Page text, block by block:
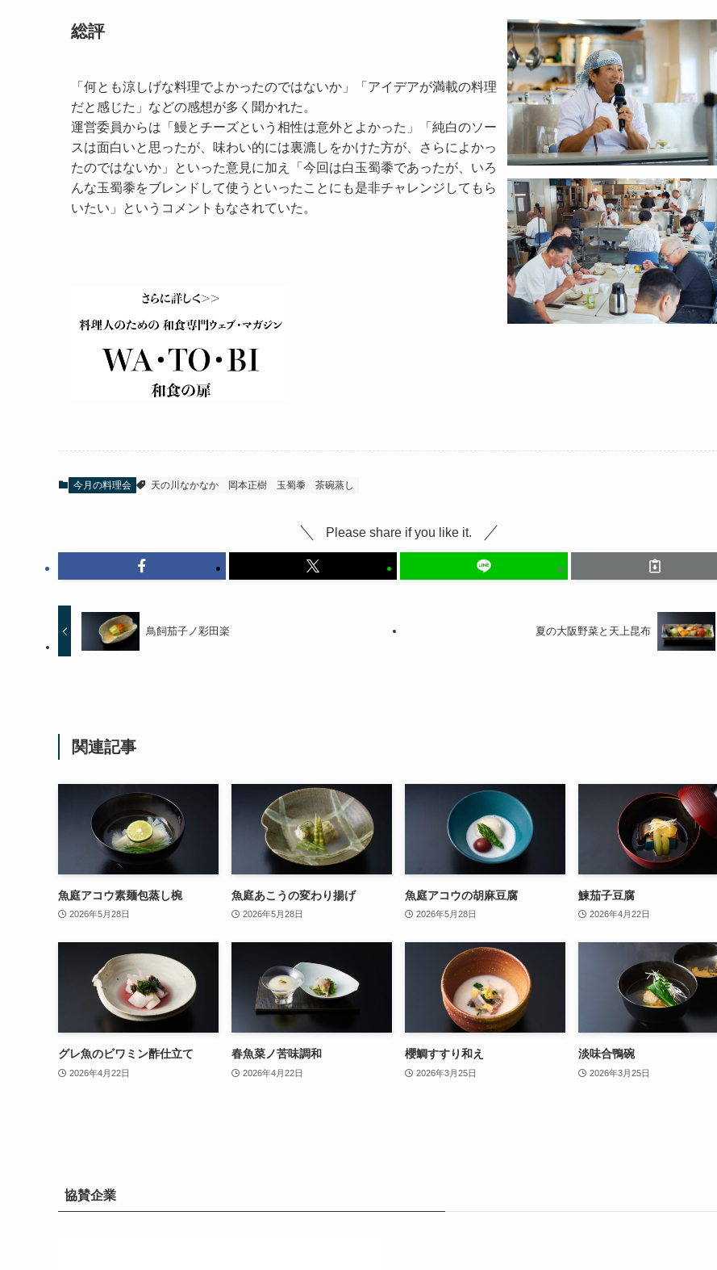
総評
「何とも涼しげな料理でよかったのではないか」「アイデアが満載の料理
だと感じた」などの感想が多く聞かれた。
運営委員からは「鰻とチーズという相性は意外とよかった」「純白のソー
スは面白いと思ったが、味わい的には裏漉しをかけた方が、さらによかっ
たのではないか」といった意見に加え「今回は白玉蜀黍であったが、いろ
んな玉蜀黍をブレンドして使うといったことにも是非チャレンジしてもら
いたい」というコメントもなされていた。
今月の料理会 天の川なかなか 岡本正樹 玉蜀黍 茶碗蒸し
Please share if you like it.
鳥飼茄子ノ彩田楽 夏の大阪野菜と天上昆布
関連記事
魚庭アコウ素麺包蒸し椀
2026年5月28日
魚庭あこうの変わり揚げ
2026年5月28日
魚庭アコウの胡麻豆腐
2026年5月28日
鰊茄子豆腐
2026年4月22日
グレ魚のビワミン酢仕立て
2026年4月22日
春魚菜ノ苦味調和
2026年4月22日
櫻鯛すすり和え
2026年3月25日
淡味合鴨碗
2026年3月25日
協賛企業